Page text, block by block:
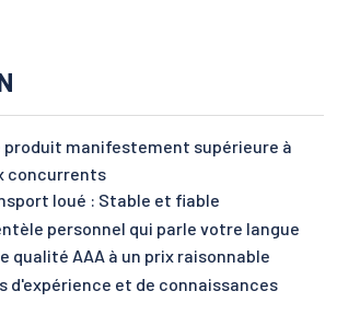
produit manifestement supérieure à
concurrents
loué : Stable et fiable
personnel qui parle votre langue
qualité AAA à un prix raisonnable
d'expérience et de connaissances